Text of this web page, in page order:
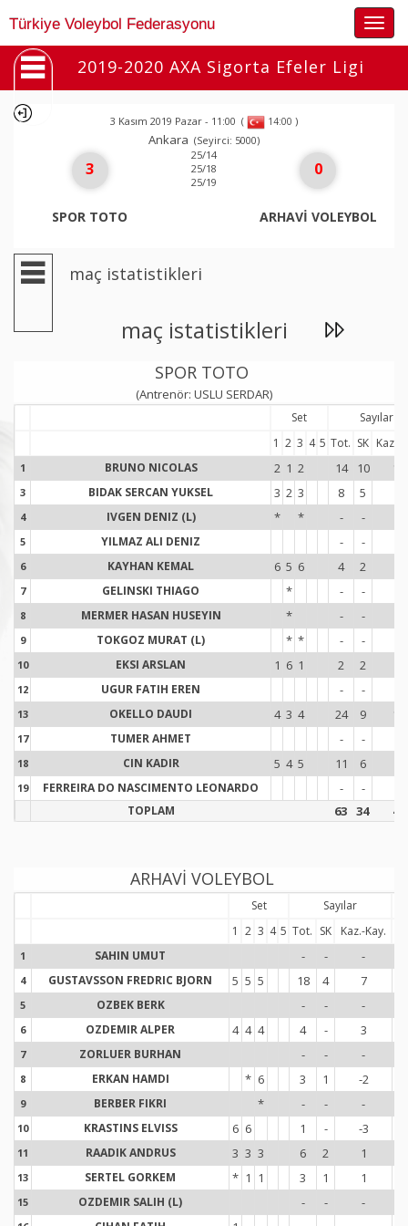
Türkiye Voleybol Federasyonu
2019-2020 AXA Sigorta Efeler Ligi
3 Kasım 2019 Pazar - 11:00 ( 14:00 )
Ankara (Seyirci: 5000)
3
SPOR TOTO
25/14
25/18
25/19
0
ARHAVİ VOLEYBOL
maç istatistikleri
maç istatistikleri
SPOR TOTO
(Antrenör: USLU SERDAR)
Set
Sayılar
1 2 3 4 5 Tot. SK Kaz.-
1 BRUNO NICOLAS 2 1 2 14 10 11
3 BIDAK SERCAN YUKSEL 3 2 3 8 5
4 IVGEN DENIZ (L) * * - -
5 YILMAZ ALI DENIZ - -
6 KAYHAN KEMAL 6 5 6 4 2
7 GELINSKI THIAGO * - -
8 MERMER HASAN HUSEYIN * - -
9 TOKGOZ MURAT (L) * * - -
10 EKSI ARSLAN 1 6 1 2 2
12 UGUR FATIH EREN - -
13 OKELLO DAUDI 4 3 4 24 9 17
17 TUMER AHMET - -
18 CIN KADIR 5 4 5 11 6
19 FERREIRA DO NASCIMENTO LEONARDO - -
TOPLAM 63 34 43
ARHAVİ VOLEYBOL
Set
Sayılar
1 2 3 4 5 Tot. SK Kaz.-Kay.
1 SAHIN UMUT - - -
4 GUSTAVSSON FREDRIC BJORN 5 5 5 18 4 7
5 OZBEK BERK - - -
6 OZDEMIR ALPER 4 4 4 4 - 3
7 ZORLUER BURHAN - - -
8 ERKAN HAMDI * 6 3 1 -2
9 BERBER FIKRI * - - -
10 KRASTINS ELVISS 6 6 1 - -3
11 RAADIK ANDRUS 3 3 3 6 2 1
13 SERTEL GORKEM * 1 1 3 1 1
15 OZDEMIR SALIH (L) - - -